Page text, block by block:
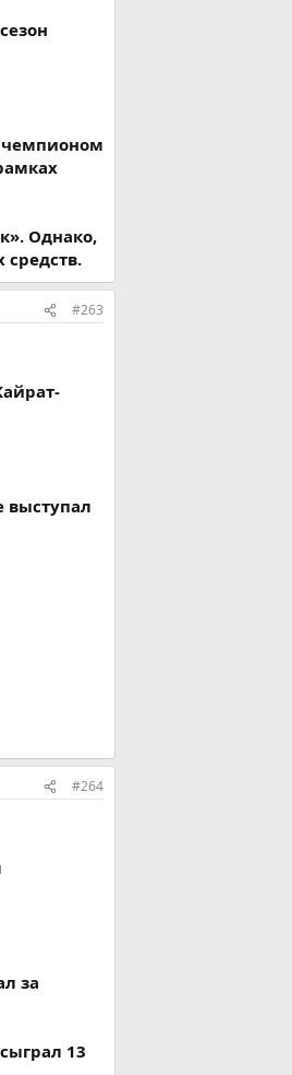
чемпионом
Однако,
средств.
#263
выступал
#264
за
13